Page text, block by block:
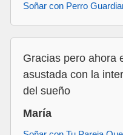
Soñar con Perro
Gracias pero ahora
asustada con la
del sueño
María